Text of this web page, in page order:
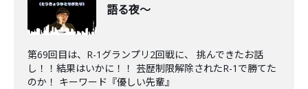
語る夜〜
第69回目は、R-1グランプリ2回戦に、 挑んできたお話
し！！結果はいかに！！ 芸歴制限解除されたR-1で勝てた
のか！ キーワード『優しい先輩』